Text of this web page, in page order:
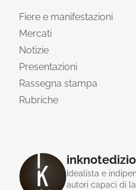
Fiere e manifestazioni
Mercati
Notizie
Presentazioni
Rassegna stampa
Rubriche
Idealista e
autori capaci di